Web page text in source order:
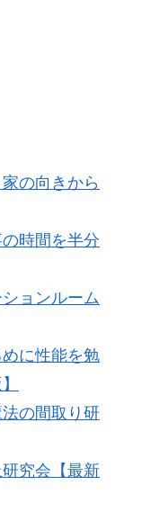
の向きから
時間を半分
ョンルーム
に性能を勉
の間取り研
究会【最新